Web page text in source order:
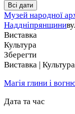
Всі дати
Музей народної
Наддніпрянщини
Виставка
Культура
Зберегти
Виставка | Культура
Магія глини і
Дата та час